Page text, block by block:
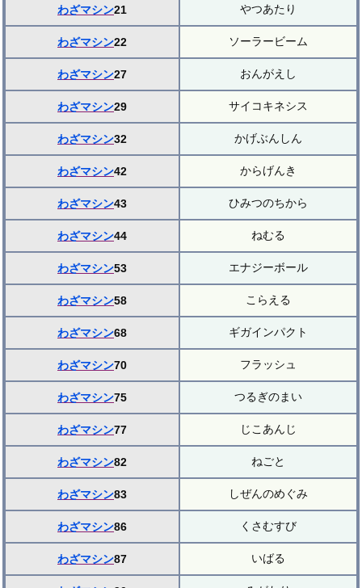
わざマシン21 やつあたり
わざマシン22 ソーラービーム
わざマシン27 おんがえし
わざマシン29 サイコキネシス
わざマシン32 かげぶんしん
わざマシン42 からげんき
わざマシン43 ひみつのちから
わざマシン44 ねむる
わざマシン53 エナジーボール
わざマシン58 こらえる
わざマシン68 ギガインパクト
わざマシン70 フラッシュ
わざマシン75 つるぎのまい
わざマシン77 じこあんじ
わざマシン82 ねごと
わざマシン83 しぜんのめぐみ
わざマシン86 くさむすび
わざマシン87 いばる